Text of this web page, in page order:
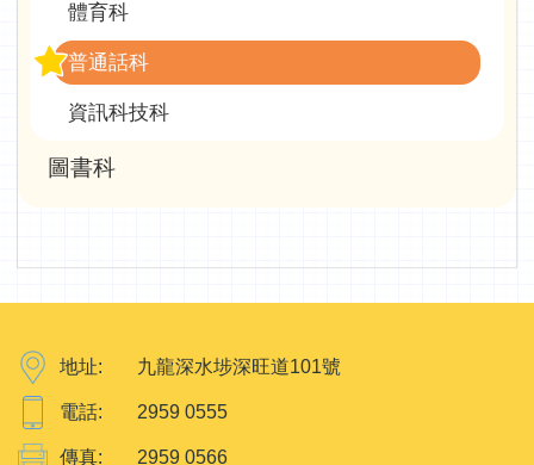
體育科
普通話科
資訊科技科
圖書科
地址: 九龍深水埗深旺道101號
電話: 2959 0555
傳真: 2959 0566